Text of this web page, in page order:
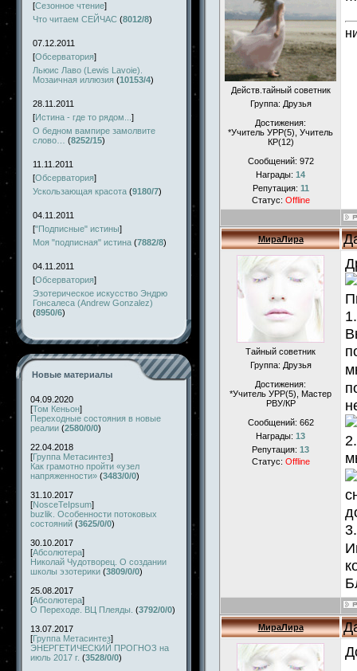
[Сезонное чтение]
Что читаем СЕЙЧАС (8012/8)
07.12.2011
[Обсерватория]
Льюис Лаво (Lewis Lavoie).
Мозаичная иллюзия (10153/4)
28.11.2011
[Истина - где то рядом... ]
О бедном вампире замолвите
слово…
(8252/15)
11.11.2011
[Обсерватория]
Ускользающая красота (9180/7)
04.11.2011
["Подписные" истины]
Моя "подписная" истина (7882/8)
04.11.2011
[Обсерватория]
Эзотерическое искусство Эндрю
Гонсалеса (Andrew Gonzalez)
(8950/6)
Новые материалы
04.09.2020
[Том Кеньон]
Переходные состояния в новые
реалии (2580/0/0)
22.04.2018
[Группа Метасинтез]
Как грамотно пройти «узел
напряженности» (3483/0/0)
31.10.2017
[NosceTeIpsum]
buzlik. Особенности потоковых
состояний (3625/0/0)
30.10.2017
[Абсолютера]
Николай Чудотворец. О создании
школы эзотерики (3809/0/0)
25.08.2017
[Абсолютера]
О Переходе. ВЦ Плеяды. (3792/0/0)
13.07.2017
[Группа Метасинтез]
ЭНЕРГЕТИЧЕСКИЙ ПРОГНОЗ на
июль 2017 г. (3528/0/0)
Действ.тайный советник
Группа: Друзья
Достижения:
*Учитель УРР(5), Учитель
КР(12)
Сообщений: 972
Награды: 14
Репутация: 11
Статус: Offline
МираЛира
Тайный советник
Группа: Друзья
Достижения:
*Учитель УРР(5), Маcтер
РВУ/КР
Сообщений: 662
Награды: 13
Репутация: 13
Статус: Offline
МираЛира